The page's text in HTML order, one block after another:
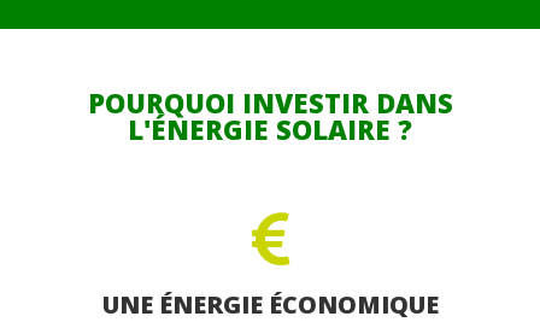
POURQUOI INVESTIR DANS
L'ÉNERGIE SOLAIRE ?
UNE ÉNERGIE ÉCONOMIQUE